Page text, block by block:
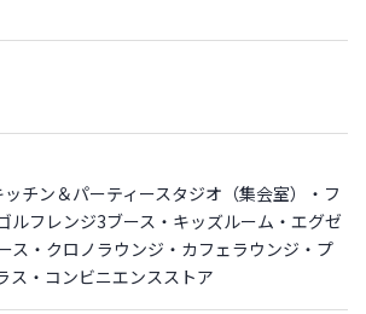
チン＆パーティースタジオ（集会室）・フ
ルフレンジ3ブース・キッズルーム・エグゼ
ス・クロノラウンジ・カフェラウンジ・プ
ス・コンビニエンスストア